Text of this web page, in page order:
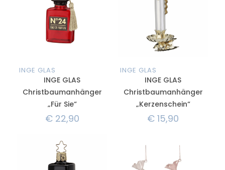
INGE GLAS
INGE GLAS
Christbaumanhänger
„Für Sie“
€22,90
INGE GLAS
INGE GLAS
Christbaumanhänger
„Kerzenschein“
€ 15,90